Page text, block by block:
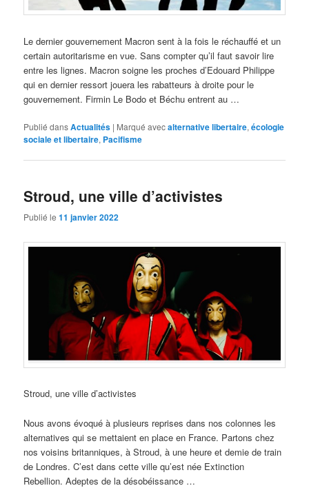
Le dernier gouvernement Macron sent à la fois le réchauffé et un
certain autoritarisme en vue. Sans compter qu’il faut savoir lire
entre les lignes. Macron soigne les proches d’Edouard Philippe
qui en dernier ressort jouera les rabatteurs à droite pour le
gouvernement. Firmin Le Bodo et Béchu entrent au …
Publié dansActualités | Marqué avecalternative libertaire,écologie
sociale et libertaire, Pacifisme
Stroud, une ville d’activistes
Publié le11 janvier 2022
Stroud, une ville d’activistes
Nous avons évoqué à plusieurs reprises dans nos colonnes les
alternatives qui se mettaient en place en France. Partons chez
nos voisins britanniques, à Stroud, à une heure et demie de train
de Londres. C’est dans cette ville qu’est née Extinction
Rebellion. Adeptes de la désobéissance …